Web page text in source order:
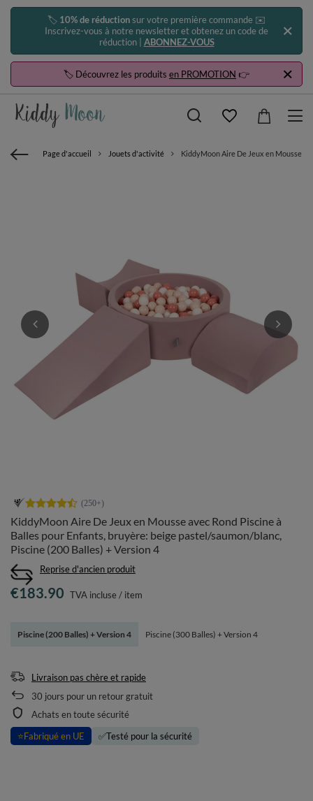
🏷️ 10% de réductionsur votre première commande ✉️
Inscrivez-vous à notre newsletter et obtenez un code de
réduction | ABONNEZ-VOUS
🏷️ Découvrez les produits en PROMOTION 👉
Page d'accueil Jouets d'activité KiddyMoon Aire De Jeux en Mousse
KiddyMoon Aire De Jeux en Mousse avec Rond Piscine à
Balles pour Enfants, bruyère: beige pastel/saumon/blanc,
Piscine (200 Balles) + Version 4
Reprise d'ancien produit
Piscine (200 Balles) + Version 4 Piscine (300 Balles) + Version 4
€183.90 TVA incluse/ item
Livraison pas chère et rapide
30 jours pour un retour gratuit
Achats en toute sécurité
⭐Fabriqué en UE ✅Testé pour la sécurité